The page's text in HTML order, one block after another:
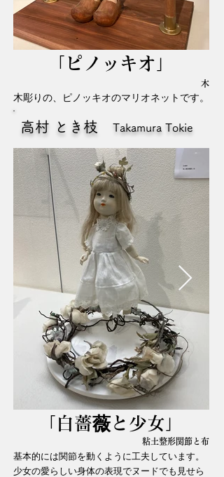
「ピノッキオ」
木
木彫りの、ピノッキオのマリオネットです。
高村 とき枝 Takamura Tokie
「白薔薇と少女」
粘土整形関節と布
基本的には関節を動くように工夫しています。
少女の愛らしい身体の表現でヌードでも見せら